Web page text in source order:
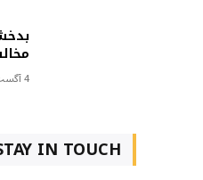
4 آگست 2026
IN TOUCH